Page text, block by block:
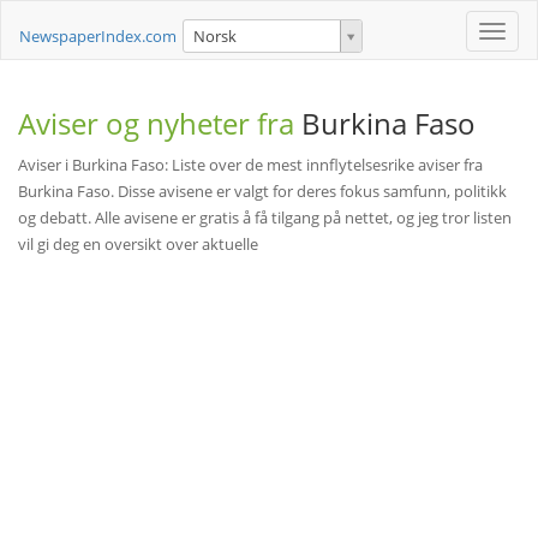
Toggle
NewspaperIndex.com Norsk
Aviser og nyheter fra Burkina Faso
Aviser i Burkina Faso: Liste over de mest innflytelsesrike aviser fra
Burkina Faso. Disse avisene er valgt for deres fokus samfunn, politikk
og debatt. Alle avisene er gratis å få tilgang på nettet, og jeg tror listen
vil gi deg en oversikt over aktuelle